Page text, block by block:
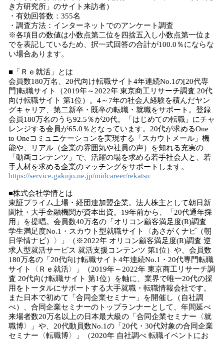
き方研究所」のサイト来訪者）
・有効回答数：355名
・調査方法：インターネットでのアンケート調査
※各項目の数値は小数点第二位を四捨五入し小数点第一位ま
でを表記しているため、択一式回答の合計が100.0％にならな
い場合あります。
■「Ｒｅ就活」とは
会員数180万名、20代向け転職サイト4年連続No.1の[20代専
門]転職サイト（2019年～2022年 東京商工リサーチ調査 20代
向け転職サイト 第1位）。4～7年の社会人経験を積んだヤン
グキャリア、第二新卒・既卒の転職・就職をサポート。登録
会員180万名のうち92.5％が20代。「はじめての転職」にチャ
レンジする会員が65.0％となっています。20代が求めるOne
to Oneコミュニケーションを実現する「スカウトメール」機
能や、リアル（企業の雰囲気や社員の声）を知れる充実の
「動画コンテンツ」で、活躍の場を求める若手社会人と、若
手人材を求める企業のマッチングをサポートします。
https://service.gakujo.ne.jp/midcareer/rekatsu
■株式会社学情とは
東証プライム上場・経団連加盟企業。法人株主として朝日新
聞社・大手金融機関が資本出資。19年前から、「20代通年採
用」を提唱。会員数40万名の「オリコン顧客満足度(R)調査
学生満足度No.1・スカウト型就職サイト〈あさがくナビ（朝
日学情ナビ）〉」（※2022年 オリコン顧客満足度(R)調査 逆
求人型就活サービス 就活支援コンテンツ 第1位）や、会員数
180万名の「20代向け転職サイト4年連続No.1・20代専門転職
サイト〈Ｒｅ就活〉」（2019年～2022年 東京商工リサーチ調
査 20代向け転職サイト 第1位）を軸に、業界で唯一20代の採
用をトータルにサポートする大手就職・転職情報会社です。
また日本で初めて「合同企業セミナー」を開催し（自社調
べ）、合同企業セミナーのトップランナーとして、年間延べ
来場者数20万名以上の日本最大級の「合同企業セミナー〈就
職博〉」や、20代動員数No.1の「20代・30代対象の合同企業
セミナー〈転職博〉」（2020年 自社調べ 転職イベントにお